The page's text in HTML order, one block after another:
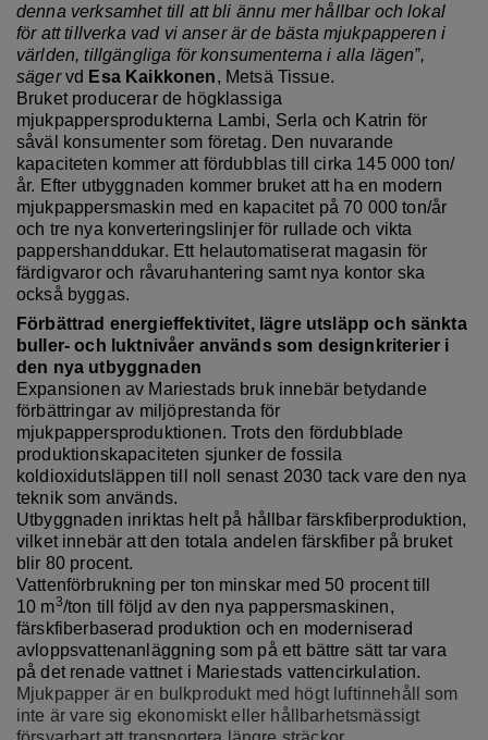
denna verksamhet till att bli ännu mer hållbar och lokal
för att tillverka vad vi anser är de bästa mjukpapperen i
världen,tillgängliga för konsumenterna i alla lägen”,
sägervd Esa Kaikkonen, Metsä Tissue.
Bruket producerar de högklassiga
mjukpappersprodukterna Lambi, Serla och Katrin för
såväl konsumenter som företag. Den nuvarande
kapaciteten kommer att fördubblastill cirka 145 000 ton/
år. Efter utbyggnaden kommer bruket att ha en modern
mjukpappersmaskin med en kapacitet på 70 000 ton/år
och tre nya konverteringslinjer för rullade och vikta
pappershanddukar. Ett helautomatiserat magasin för
färdigvaror och råvaruhantering samt nya kontor ska
också byggas.
Förbättrad energieffektivitet, lägre utsläpp och sänkta
buller- och luktnivåer används som designkriterier i
den nya utbyggnaden
Expansionen av Mariestads bruk innebär betydande
förbättringar av miljöprestanda för
mjukpappersproduktionen. Trots den fördubblade
produktionskapaciteten sjunker de fossila
koldioxidutsläppentill noll senast 2030 tack vare den nya
teknik som används.
Utbyggnaden inriktas helt på hållbar färskfiberproduktion,
vilket innebär att den totala andelen färskfiber på bruket
blir 80 procent.
Vattenförbrukning per ton minskar med 50 procent till
10 m3/ton till följd av den nya pappersmaskinen,
färskfiberbaserad produktion ochen moderniserad
avloppsvattenanläggning som på ett bättre sätt tar vara
på det renade vattnet i Mariestads vattencirkulation.
Mjukpapper är en bulkprodukt med högt luftinnehåll som
inte är vare sig ekonomiskt eller hållbarhetsmässigt